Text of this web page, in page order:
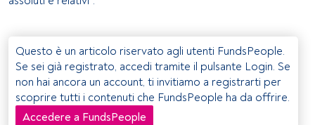
Questo è un articolo riservato agli utenti FundsPeople.
Se sei già registrato, accedi tramite il pulsante Login. Se
non hai ancora un account, ti invitiamo a registrarti per
scoprire tutti i contenuti che FundsPeople ha da offrire.
Accedere a FundsPeople